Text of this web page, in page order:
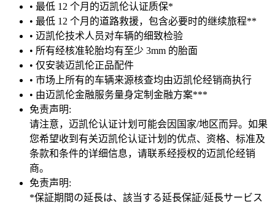
• 最低 12 个月的迈凯伦认证质保*
• 最低 12 个月的道路救援，包含必要时的继续旅程**
• 迈凯伦技术人员对车辆的细致检验
• 所有经核准轮胎均有至少 3mm 的胎面
• 仅安装迈凯伦正品配件
• 市场上所有的车辆来源核查均由迈凯伦经销商执行
• 由迈凯伦金融服务量身定制金融方案***
免责声明:
请注意，迈凯伦认证计划可能会因国家/地区而异。如果
您希望收到有关迈凯伦认证计划的优点、资格、标准及
条款和条件的详细信息，请联系经授权的迈凯伦经销
商。
免责声明:
*保証期間の延長は、該当する延長保証/延長サービス